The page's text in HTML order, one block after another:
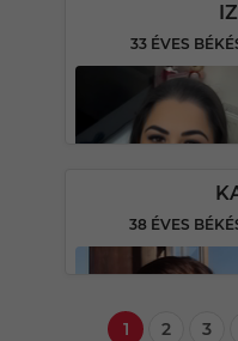
33 ÉVES
38 ÉVES
1 2 3